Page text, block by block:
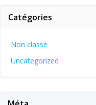
Catégories
Non classé
Uncategorized